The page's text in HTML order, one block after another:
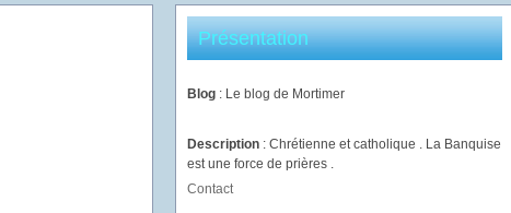
Présentation
Blog : Le blog de Mortimer
Description : Chrétienne et catholique . La Banquise
est une force de prières .
Contact